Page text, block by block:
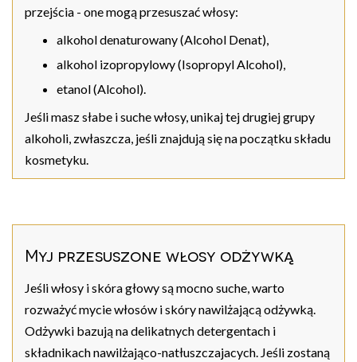
przejścia - one mogą przesuszać włosy:
alkohol denaturowany (Alcohol Denat),
alkohol izopropylowy (Isopropyl Alcohol),
etanol (Alcohol).
Jeśli masz słabe i suche włosy, unikaj tej drugiej grupy
alkoholi, zwłaszcza, jeśli znajdują się na początku składu
kosmetyku.
Myj przesuszone włosy odżywką
Jeśli włosy i skóra głowy są mocno suche, warto
rozważyć mycie włosów i skóry nawilżającą odżywką.
Odżywki bazują na delikatnych detergentach i
składnikach nawilżająco-natłuszczajacych. Jeśli zostaną